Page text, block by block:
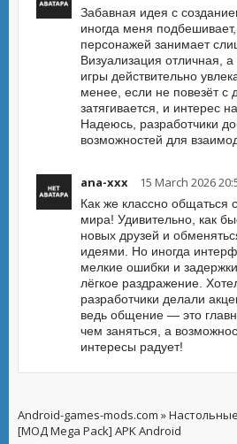
Забавная идея с
иногда меня
персонажей занимает
Визуализация отличная,
игры действительно
менее, если не повезёт с
затягивается, и интерес
Надеюсь, разработчики
возможностей для
ana-xxx 15 March 2026
Как же классно общаться
мира! Удивительно, как
новых друзей и
идеями. Но иногда
мелкие ошибки и
лёгкое раздражение.
разработчики делали
ведь общение — это
чем заняться, а
интересы радует!
Android-games-mods.com »Настольные
[МОД Mega Pack] APK Android